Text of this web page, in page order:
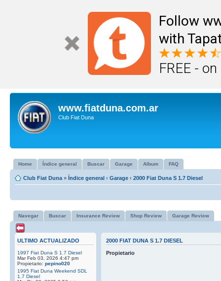
Follow
with
FREE -
www.fiatduna.com.ar
Club Fiat Duna
Home Índice general Buscar Garage Album FAQ
Club Fiat Duna » Índice general ‹ Garage ‹ 2000 Fiat Duna S 1.7 Diesel
Navegar Buscar Insurance Review Shop Review Garage Review
ULTIMO ACTUALIZADO
1997 Fiat Duna S 1.7 Diesel
Mar Feb 03, 2026 4:47 pm
Propietario: pepino020
1995 Fiat Duna Weekend SDL
1.7 Diesel
2000 FIAT DUNA S 1.7 DIESEL
Propietario